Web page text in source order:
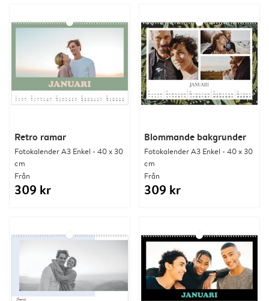
Retro ramar
Fotokalender A3 Enkel - 40 x 30
cm
Från
309 kr
Blommande bakgrunder
Fotokalender A3 Enkel - 40 x 30
cm
Från
309 kr